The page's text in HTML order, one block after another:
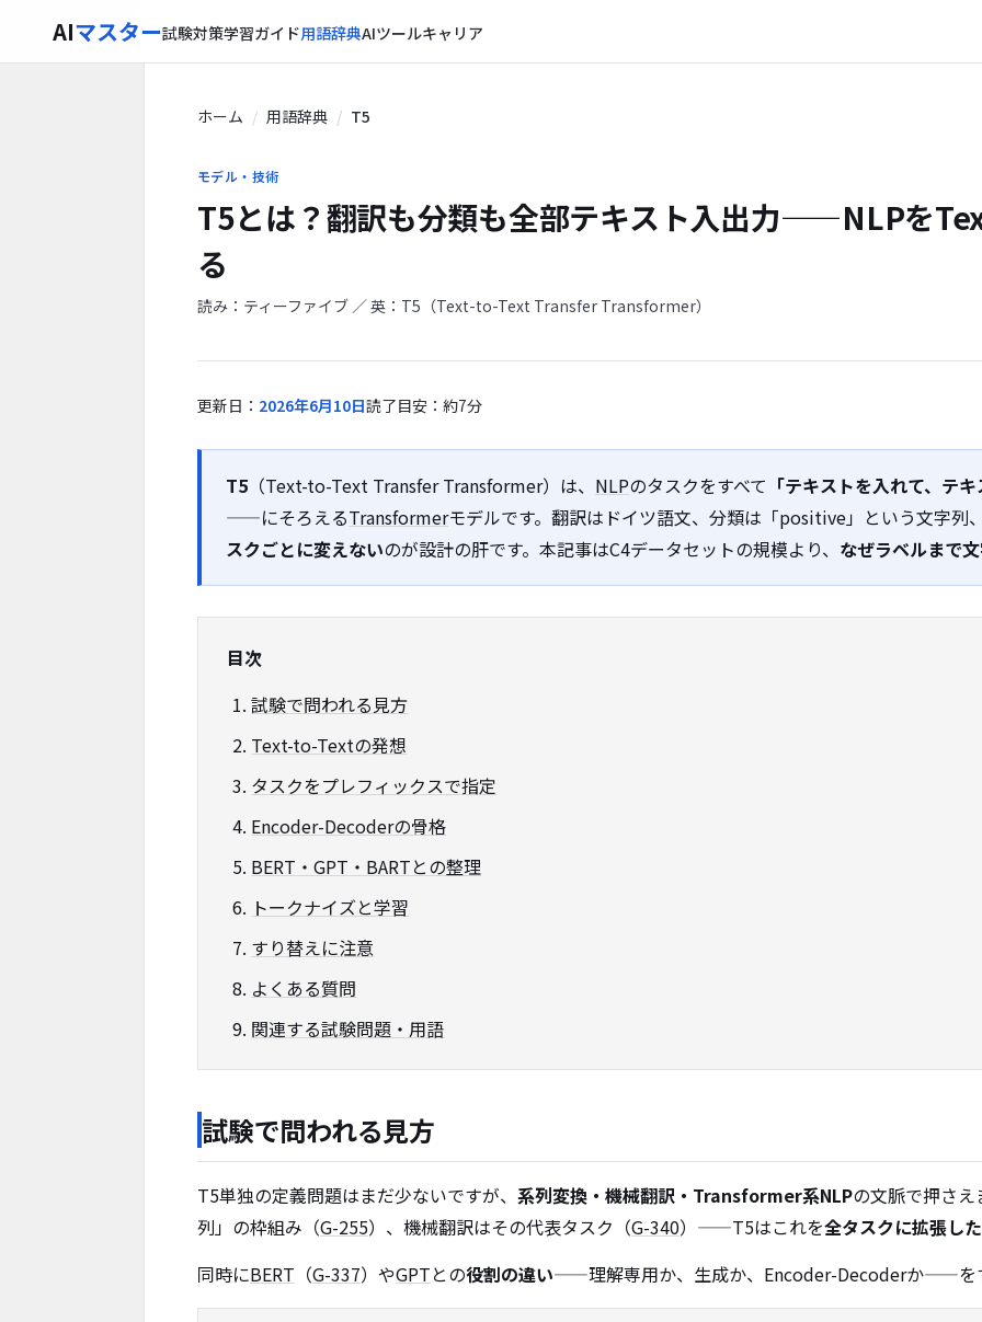
AIマスター試験対策学習ガイド用語辞典AIツールキャリア
ホーム 用語辞典 T5
モデル・技術
T5とは？翻訳も分類も全部テキスト入出力——NLPを
る
読み：ティーファイブ ／ 英：T5（Text-to-Text Transfer Transformer）
更新日： 2026年6月10日読了目安：約7分
T5 （Text-to-Text Transfer Transformer）は、 NLPのタスクをすべて 「テキストを入れて、テ
——にそろえるTransformerモデルです。翻訳はドイツ語文、分類は「positive」という文字
スクごとに変えないのが設計の肝です。本記事はC4データセットの規模より、 なぜラベルまで
目次
試験で問われる見方
Text-to-Textの発想
タスクをプレフィックスで指定
Encoder-Decoderの骨格
BERT・GPT・BARTとの整理
トークナイズと学習
すり替えに注意
よくある質問
関連する試験問題・用語
試験で問われる見方
T5単独の定義問題はまだ少ないですが、 系列変換・機械翻訳・Transformer系NLPの文脈で押さえ
列」の枠組み（G-255）、機械翻訳はその代表タスク（G-340）——T5はこれを全タスクに拡張し
同時にBERT （G-337）やGPTとの役割の違い——理解専用か、生成か、Encoder-Decoderか——を